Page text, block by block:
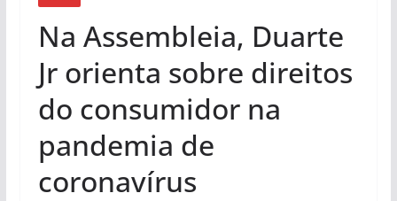
Na Assembleia, Duarte
Jr orienta sobre direitos
do consumidor na
pandemia de
coronavírus